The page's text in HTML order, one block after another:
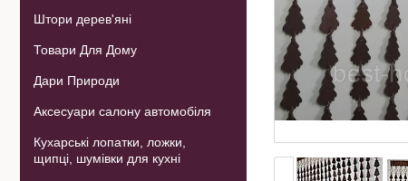
Штори дерев'яні
Товари Для Дому
Дари Природи
Аксесуари салону автомобіля
Кухарські лопатки, ложки,
щипці, шумівки для кухні